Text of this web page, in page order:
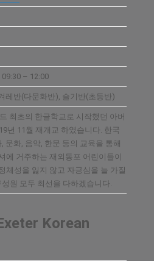
– 12:00
레반(다문화반), 슬기반(초등반)
최초의 한글학교로 시작했던 아버
년 11월 재개교 하였습니다. 한국
문화, 음악, 한문 등의 교육을 통해
에 거주하는 재외동포 어린이들이
체성을 잃지 않고 자긍심을 늘 가질
원 모두 최선을 다하겠습니다.
Korean